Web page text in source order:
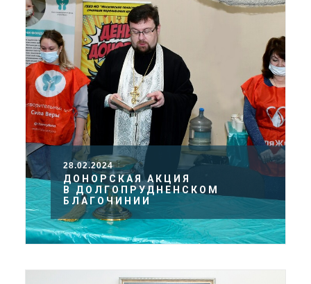
28.02.2024
ДОНОРСКАЯ АКЦИЯ
В ДОЛГОПРУДНЕНСКОМ
БЛАГОЧИНИИ